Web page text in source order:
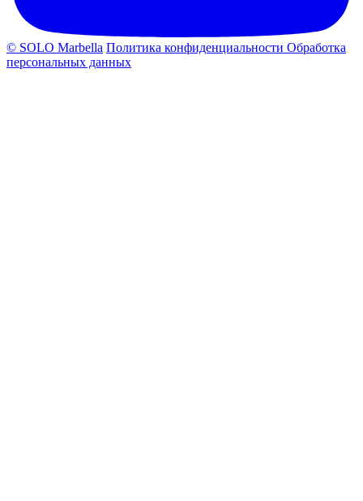
© SOLO Marbella Политика конфиденциальности Обработка
персональных данных